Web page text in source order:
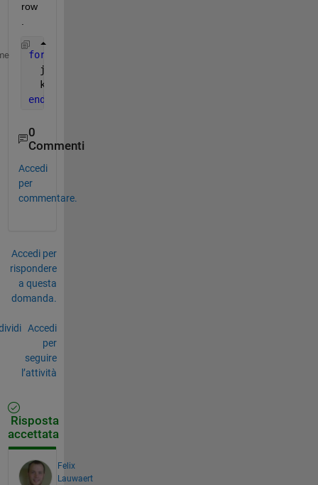
row
for
  j = 0:i;
  k = i.^2 + i*j + j.^2
end
0
Commenti
Accedi
per
commentare.
Accedi per
rispondere
a questa
domanda.
Accedi
per
seguire
l’attività
Risposta
accettata
Felix
Lauwaert